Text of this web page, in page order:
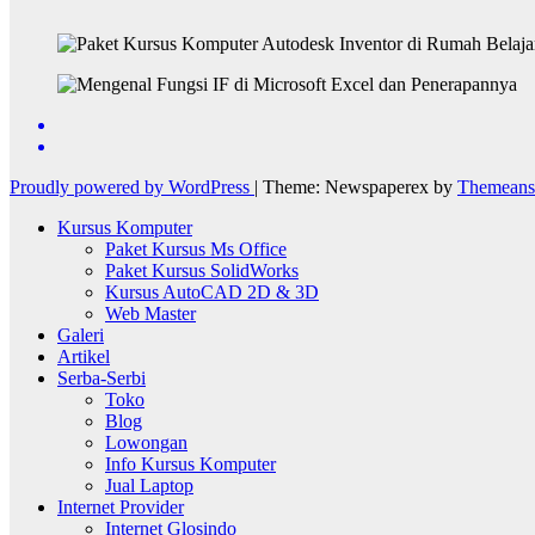
Proudly powered by WordPress | Theme: Newspaperex by
Kursus Komputer
Paket Kursus Ms Office
Paket Kursus SolidWorks
Kursus AutoCAD 2D & 3D
Web Master
Galeri
Artikel
Serba-Serbi
Toko
Blog
Lowongan
Info Kursus Komputer
Jual Laptop
Internet Provider
Internet Glosindo